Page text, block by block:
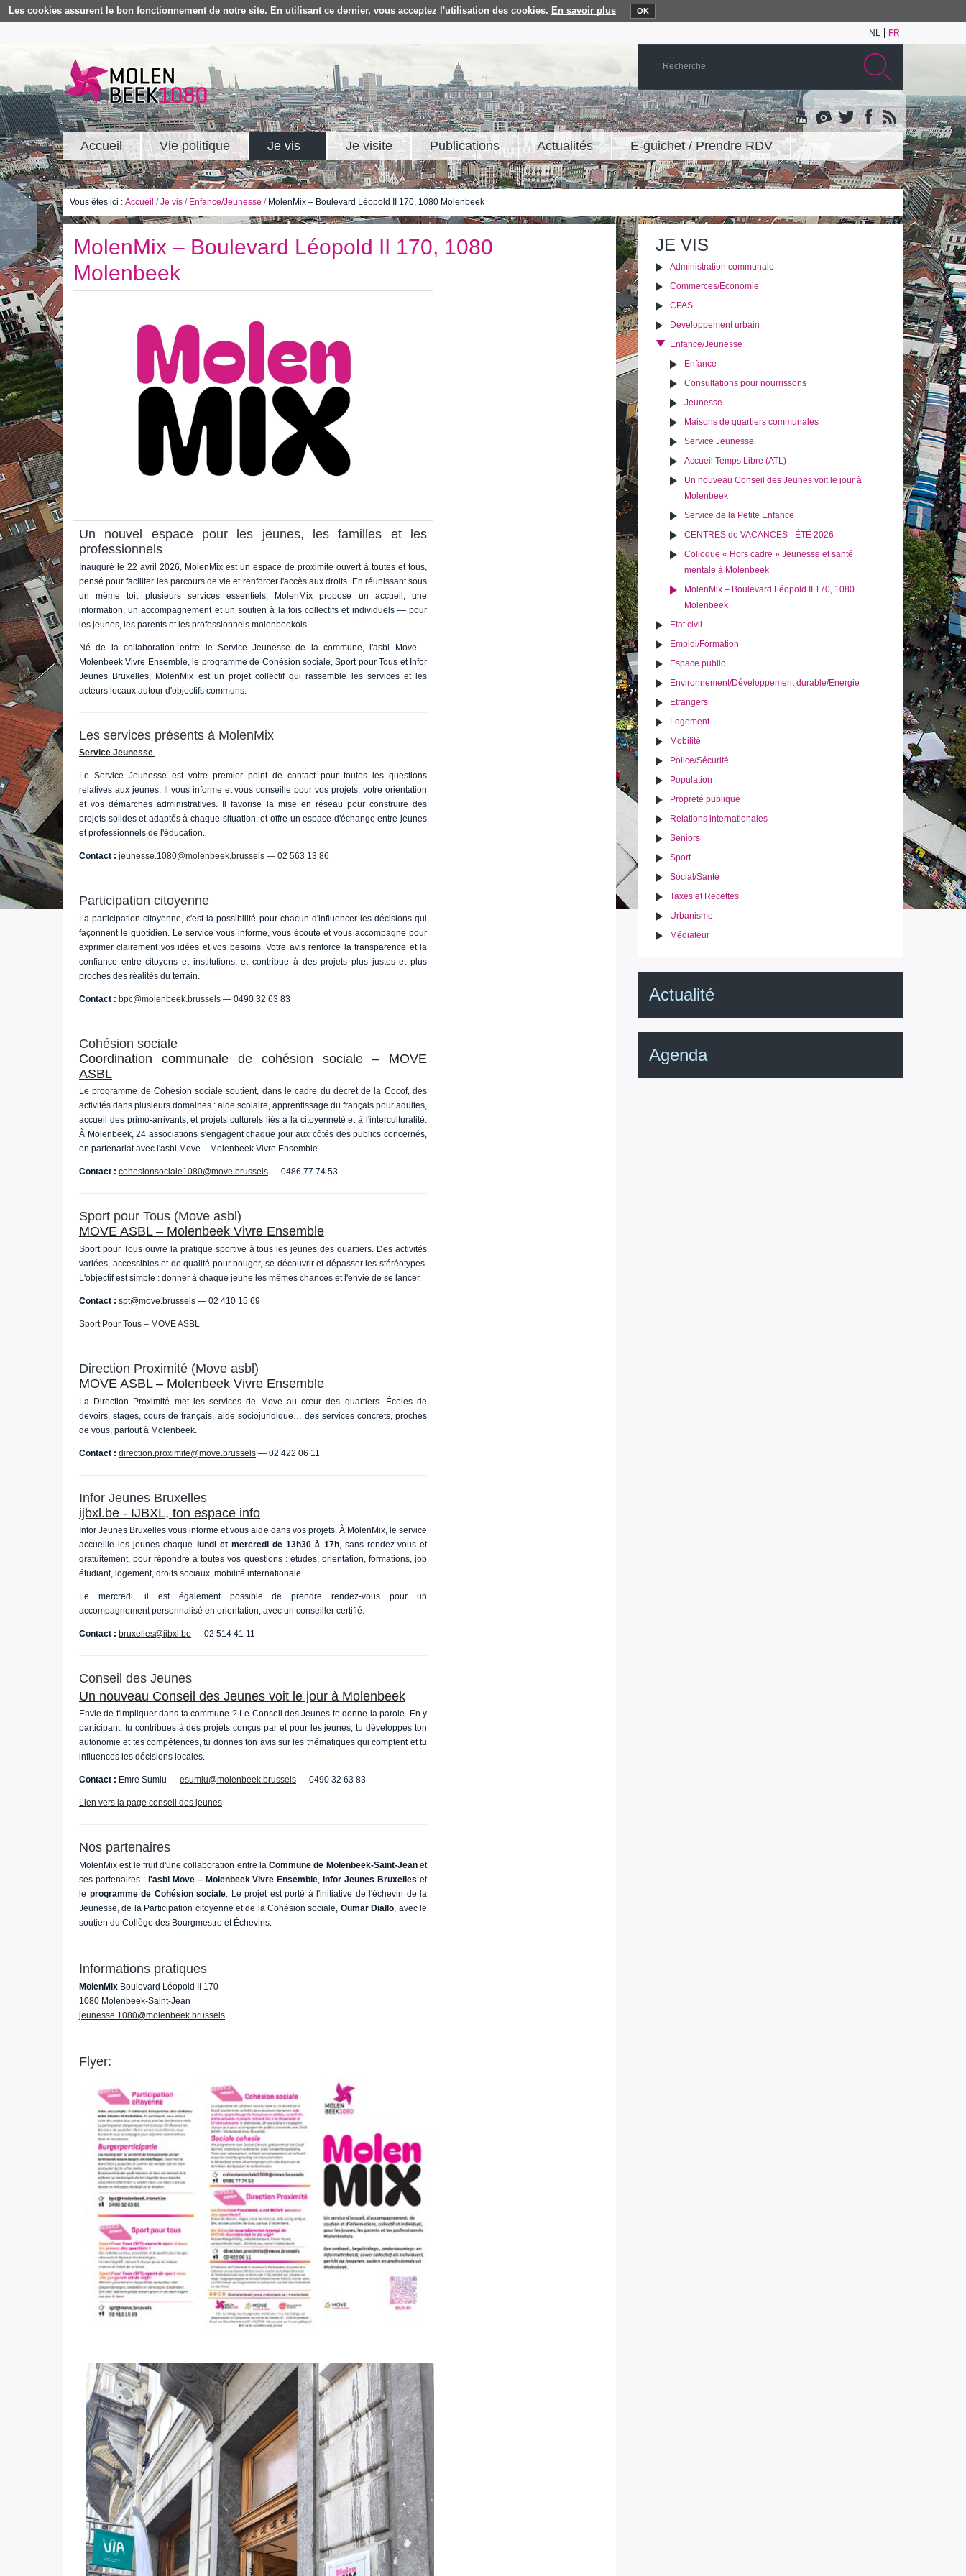
Les cookies assurent le bon fonctionnement de notre site. En utilisant ce dernier, vous acceptez l'utilisation des cookies. En savoir plus OK
NL FR
Accueil Vie politique Je vis Je visite Publications Actualités E-guichet / Prendre RDV
Vous êtes ici : Accueil /Je vis / Enfance/Jeunesse / MolenMix – Boulevard Léopold II 170, 1080 Molenbeek
MolenMix – Boulevard Léopold II 170, 1080
Molenbeek
Un nouvel espace pour les jeunes, les familles et les
professionnels
Inauguré le 22 avril 2026, MolenMix est un espace de proximité ouvert à toutes et tous,
pensé pour faciliter les parcours de vie et renforcer l'accès aux droits. En réunissant sous
un même toit plusieurs services essentiels, MolenMix propose un accueil, une
information, un accompagnement et un soutien à la fois collectifs et individuels — pour
les jeunes, les parents et les professionnels molenbeekois.
Né de la collaboration entre le Service Jeunesse de la commune, l'asbl Move –
Molenbeek Vivre Ensemble, le programme de Cohésion sociale, Sport pour Tous et Infor
Jeunes Bruxelles, MolenMix est un projet collectif qui rassemble les services et les
acteurs locaux autour d'objectifs communs.
Les services présents à MolenMix
Service Jeunesse
Le Service Jeunesse est votre premier point de contact pour toutes les questions
relatives aux jeunes. Il vous informe et vous conseille pour vos projets, votre orientation
et vos démarches administratives. Il favorise la mise en réseau pour construire des
projets solides et adaptés à chaque situation, et offre un espace d'échange entre jeunes
et professionnels de l'éducation.
Contact : jeunesse.1080@molenbeek.brussels — 02 563 13 86
Participation citoyenne
La participation citoyenne, c'est la possibilité pour chacun d'influencer les décisions qui
façonnent le quotidien. Le service vous informe, vous écoute et vous accompagne pour
exprimer clairement vos idées et vos besoins. Votre avis renforce la transparence et la
confiance entre citoyens et institutions, et contribue à des projets plus justes et plus
proches des réalités du terrain.
Contact : bpc@molenbeek.brussels — 0490 32 63 83
Cohésion sociale
Coordination communale de cohésion sociale – MOVE
ASBL
Le programme de Cohésion sociale soutient, dans le cadre du décret de la Cocof, des
activités dans plusieurs domaines : aide scolaire, apprentissage du français pour adultes,
accueil des primo-arrivants, et projets culturels liés à la citoyenneté et à l'interculturalité.
À Molenbeek, 24 associations s'engagent chaque jour aux côtés des publics concernés,
en partenariat avec l'asbl Move – Molenbeek Vivre Ensemble.
Contact : cohesionsociale1080@move.brussels — 0486 77 74 53
Sport pour Tous (Move asbl)
MOVE ASBL – Molenbeek Vivre Ensemble
Sport pour Tous ouvre la pratique sportive à tous les jeunes des quartiers. Des activités
variées, accessibles et de qualité pour bouger, se découvrir et dépasser les stéréotypes.
L'objectif est simple : donner à chaque jeune les mêmes chances et l'envie de se lancer.
Contact : spt@move.brussels — 02 410 15 69
Sport Pour Tous – MOVE ASBL
Direction Proximité (Move asbl)
MOVE ASBL – Molenbeek Vivre Ensemble
La Direction Proximité met les services de Move au cœur des quartiers. Écoles de
devoirs, stages, cours de français, aide sociojuridique… des services concrets, proches
de vous, partout à Molenbeek.
Contact : direction.proximite@move.brussels — 02 422 06 11
Infor Jeunes Bruxelles
ijbxl.be - IJBXL, ton espace info
Infor Jeunes Bruxelles vous informe et vous aide dans vos projets. À MolenMix, le service
accueille les jeunes chaque
lundi et mercredi de 13h30 à 17h, sans rendez-vous et
gratuitement, pour répondre à toutes vos questions : études, orientation, formations, job
étudiant, logement, droits sociaux, mobilité internationale…
Le mercredi, il est également possible de prendre rendez-vous pour un
accompagnement personnalisé en orientation, avec un conseiller certifié.
Contact : bruxelles@ijbxl.be — 02 514 41 11
Conseil des Jeunes
Un nouveau Conseil des Jeunes voit le jour à Molenbeek
Envie de t'impliquer dans ta commune ? Le Conseil des Jeunes te donne la parole. En y
participant, tu contribues à des projets conçus par et pour les jeunes, tu développes ton
autonomie et tes compétences, tu donnes ton avis sur les thématiques qui comptent et tu
influences les décisions locales.
Contact : Emre Sumlu — esumlu@molenbeek.brussels — 0490 32 63 83
Lien vers la page conseil des jeunes
Nos partenaires
MolenMix est le fruit d'une collaboration entre laCommune de Molenbeek-Saint-Jeanet
ses partenaires : l'asbl Move – Molenbeek Vivre Ensemble, Infor Jeunes Bruxelles et
le programme de Cohésion sociale. Le projet est porté à l'initiative de l'échevin de la
Jeunesse, de la Participation citoyenne et de la Cohésion sociale, Oumar Diallo, avec le
soutien du Collège des Bourgmestre et Échevins.
Informations pratiques
MolenMix Boulevard Léopold II 170
1080 Molenbeek-Saint-Jean
jeunesse.1080@molenbeek.brussels
Flyer:
JE VIS
Administration communale
Commerces/Economie
CPAS
Développement urbain
Enfance/Jeunesse
Enfance
Consultations pour nourrissons
Jeunesse
Maisons de quartiers communales
Service Jeunesse
Accueil Temps Libre (ATL)
Un nouveau Conseil des Jeunes voit le jour à
Molenbeek
Service de la Petite Enfance
CENTRES de VACANCES - ÉTÉ 2026
Colloque « Hors cadre » Jeunesse et santé
mentale à Molenbeek
MolenMix – Boulevard Léopold II 170, 1080
Molenbeek
Etat civil
Emploi/Formation
Espace public
Environnement/Développement durable/Energie
Etrangers
Logement
Mobilité
Police/Sécurité
Population
Propreté publique
Relations internationales
Seniors
Sport
Social/Santé
Taxes et Recettes
Urbanisme
Médiateur
Actualité
Agenda